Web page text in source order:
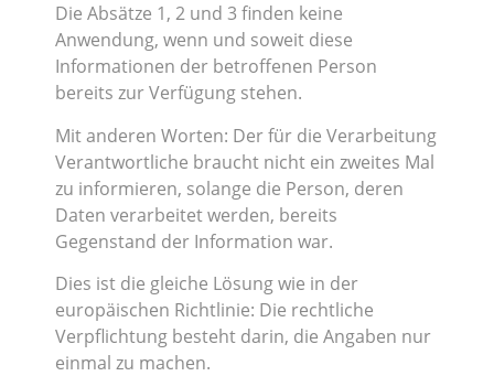
Die Absätze 1, 2 und 3 finden keine
Anwendung, wenn und soweit diese
Informationen der betroffenen Person
bereits zur Verfügung stehen.
Mit anderen Worten: Der für die Verarbeitung
Verantwortliche braucht nicht ein zweites Mal
zu informieren, solange die Person, deren
Daten verarbeitet werden, bereits
Gegenstand der Information war.
Dies ist die gleiche Lösung wie in der
europäischen Richtlinie: Die rechtliche
Verpflichtung besteht darin, die Angaben nur
einmal zu machen.